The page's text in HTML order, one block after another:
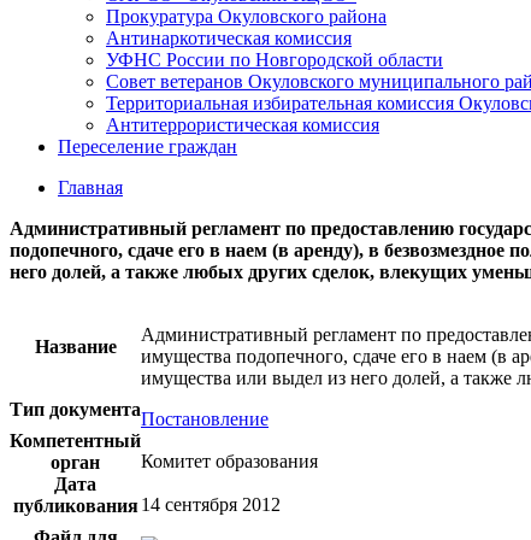
Прокуратура Окуловского района
Антинаркотическая комиссия
УФНС России по Новгородской области
Совет ветеранов Окуловского муниципального
Территориальная избирательная комиссия
Антитеррористическая комиссия
Переселение граждан
Главная
Административный регламент по предоставлению
подопечного, сдаче его в наем (в аренду), в
него долей, а также любых других сделок, влекущих
Название
Административный регламент по
имущества подопечного, сдаче его в наем (в
имущества или выдел из него долей, а также
Тип документаПостановление
Компетентный
орган
Комитет образования
Дата
публикования 14 сентября 2012